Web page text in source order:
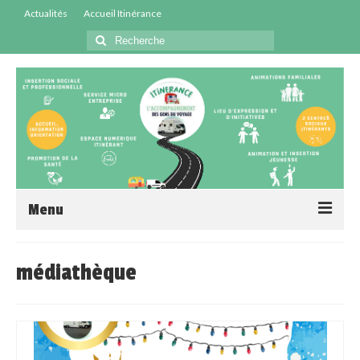
Actualités Accueil Itinérance
Menu
Centres Sociaux
Service Insertion
Médiation Santé
médiathèque